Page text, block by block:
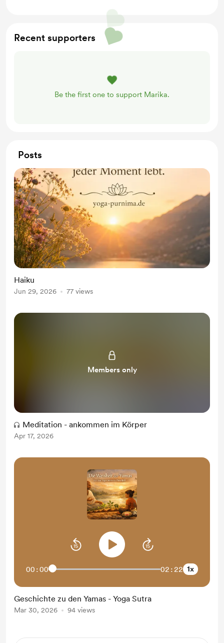
Recent supporters
Be the first one to support Marika.
Posts
Haiku
Jun 29, 2026 77 views
Members only
Meditation - ankommen im Körper
Apr 17, 2026
00:00 02:22 1x
Geschichte zu den Yamas - Yoga Sutra
Mar 30, 2026 94 views